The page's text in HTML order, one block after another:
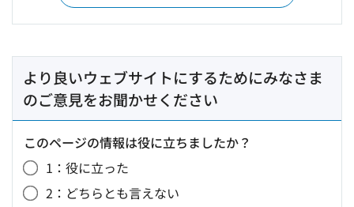
より良いウェブサイトにするためにみなさま
のご意見をお聞かせください
このページの情報は役に立ちましたか？
1：役に立った
2：どちらとも言えない